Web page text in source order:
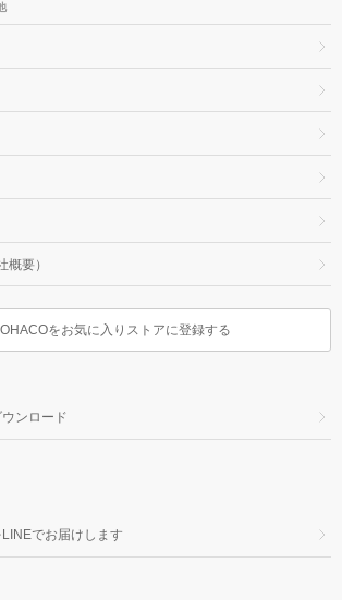
概要）
をお気に入りストアに登録する
ンロード
でお届けします